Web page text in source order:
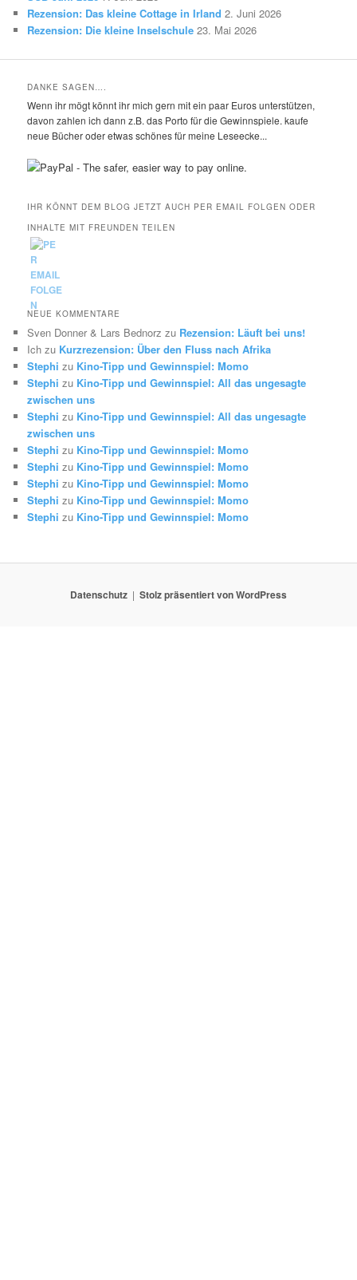
Rezension: Das kleine Cottage in Irland 2. Juni 2026
Rezension: Die kleine Inselschule 23. Mai 2026
DANKE SAGEN….
Wenn ihr mögt könnt ihr mich gern mit ein paar Euros unterstützen,
davon zahlen ich dann z.B. das Porto für die Gewinnspiele. kaufe
neue Bücher oder etwas schönes für meine Leseecke...
IHR KÖNNT DEM BLOG JETZT AUCH PER EMAIL FOLGEN ODER
INHALTE MIT FREUNDEN TEILEN
NEUE KOMMENTARE
Sven Donner & Lars Bednorz zu Rezension: Läuft bei uns!
Ich zu Kurzrezension: Über den Fluss nach Afrika
Stephi zu Kino-Tipp und Gewinnspiel: Momo
Stephi zu Kino-Tipp und Gewinnspiel: All das ungesagte
zwischen uns
Stephi zu Kino-Tipp und Gewinnspiel: All das ungesagte
zwischen uns
Stephi zu Kino-Tipp und Gewinnspiel: Momo
Stephi zu Kino-Tipp und Gewinnspiel: Momo
Stephi zu Kino-Tipp und Gewinnspiel: Momo
Stephi zu Kino-Tipp und Gewinnspiel: Momo
Stephi zu Kino-Tipp und Gewinnspiel: Momo
Datenschutz Stolz präsentiert von WordPress